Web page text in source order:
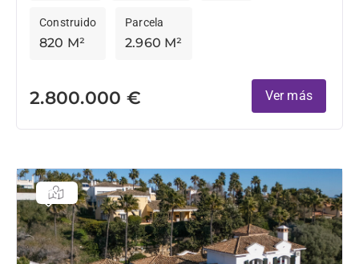
820 M²
Construido
2.960 M²
Parcela
2.800.000 € Ver más